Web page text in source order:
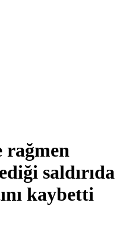
rağmen
saldırıda
kaybetti